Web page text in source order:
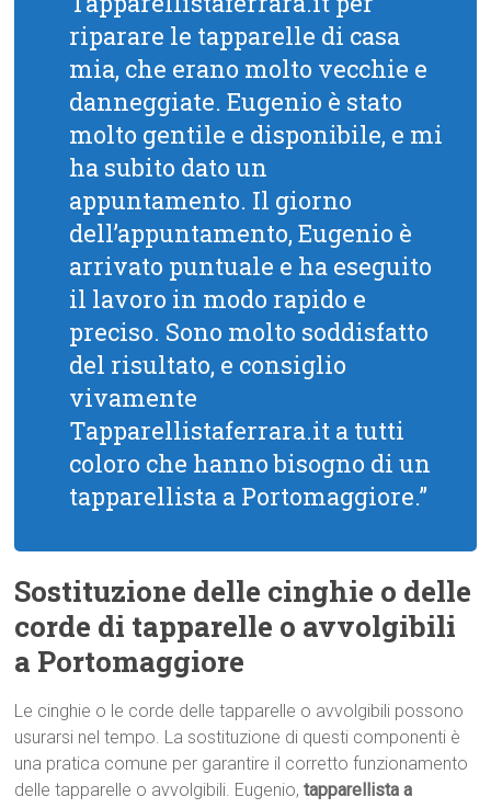
riparare le tapparelle di casa
mia, che erano molto vecchie e
danneggiate. Eugenio è stato
molto gentile e disponibile, e mi
ha subito dato un
appuntamento. Il giorno
dell’appuntamento, Eugenio è
arrivato puntuale e ha eseguito
il lavoro in modo rapido e
preciso. Sono molto soddisfatto
del risultato, e consiglio
vivamente
Tapparellistaferrara.it a tutti
coloro che hanno bisogno di un
tapparellista a Portomaggiore.”
Sostituzione delle cinghie o delle
corde di tapparelle o avvolgibili
a Portomaggiore
Le cinghie o le corde delle tapparelle o avvolgibili possono
usurarsi nel tempo. La sostituzione di questi componenti è
una pratica comune per garantire il corretto funzionamento
delle tapparelle o avvolgibili. Eugenio,tapparellista a